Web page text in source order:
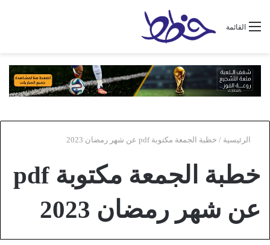
القائمة
الرئيسية / خطبة الجمعة مكتوبة pdf عن شهر رمضان 2023
خطبة الجمعة مكتوبة pdf
عن شهر رمضان 2023